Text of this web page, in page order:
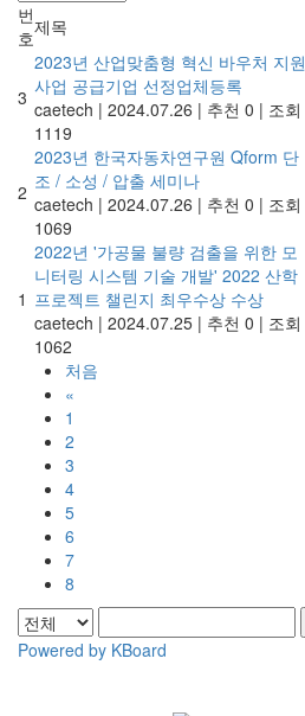
번
호제목
3
2023년 산업맞춤형 혁신 바우처 지원
사업 공급기업 선정업체등록
caetech | 2024.07.26 | 추천 0 | 조회
1119
2
2023년 한국자동차연구원 Qform 단
조 / 소성 / 압출 세미나
caetech | 2024.07.26 | 추천 0 | 조회
1069
1
2022년 '가공물 불량 검출을 위한 모
니터링 시스템 기술 개발' 2022 산학
프로젝트 챌린지 최우수상 수상
caetech | 2024.07.25 | 추천 0 | 조회
1062
처음
«
1
2
3
4
5
6
7
8
Powered by KBoard